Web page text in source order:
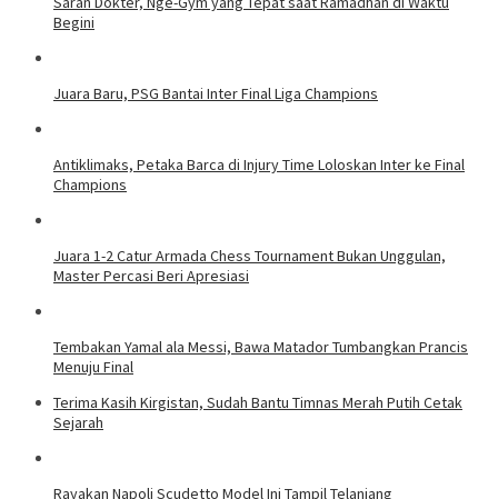
Begini
Juara Baru, PSG Bantai Inter Final Liga Champions
Antiklimaks, Petaka Barca di Injury Time Loloskan Inter ke Final
Champions
Juara 1-2 Catur Armada Chess Tournament Bukan Unggulan,
Master Percasi Beri Apresiasi
Tembakan Yamal ala Messi, Bawa Matador Tumbangkan Prancis
Menuju Final
Terima Kasih Kirgistan, Sudah Bantu Timnas Merah Putih Cetak
Sejarah
Rayakan Napoli Scudetto Model Ini Tampil Telanjang